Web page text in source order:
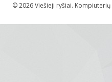
© 2026 Viešieji ryšiai.